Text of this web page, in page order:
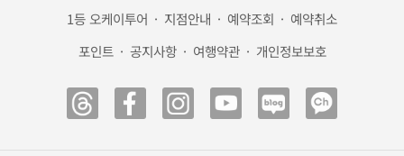
1등 오케이투어 · 지점안내 · 예약조회 · 예약취소
포인트 · 공지사항 · 여행약관 · 개인정보보호